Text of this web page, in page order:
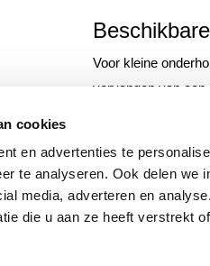
cookies
en advertenties te
te analyseren. Ook delen we
media, adverteren en
die u aan ze heeft verstrekt
Voor kleine
vervangen van een
tijd binnen kunt
Hilversum:
Amsterdam: